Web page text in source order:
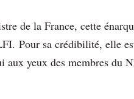
de la France, cette
Pour sa crédibilité, elle
yeux des membres du